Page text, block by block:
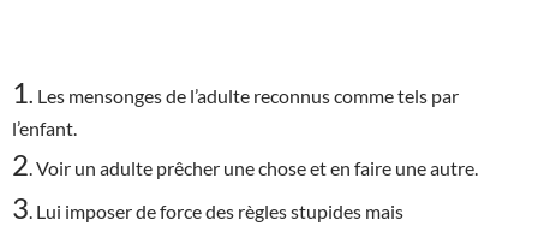
1
Les mensonges de l’adulte reconnus comme tels par
l’enfant.
2 . Voir un adulte prêcher une chose et en faire une autre.
3 . Lui imposer de force des règles stupides mais